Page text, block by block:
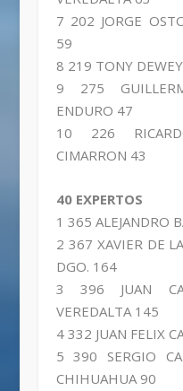
7 202 JORGE
59
8 219 TONY
9 275
ENDURO 47
10 226
CIMARRON 43
40 EXPERTOS
1 365 ALEJANDRO
2 367 XAVIER DE
DGO. 164
3 396 JUAN
VEREDALTA 145
4 332 JUAN FELIX
5 390 SERGIO
CHIHUAHUA 90